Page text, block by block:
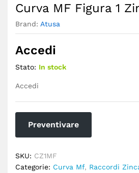
Curva MF Figura 1
Brand: Atusa
Accedi
Stato: In stock
Accedi
Preventivare
SKU: CZ1MF
Categorie: Curva Mf, Raccordi